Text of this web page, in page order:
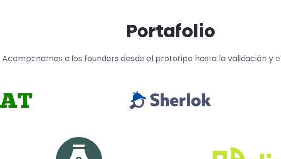
Portafolio
Acompañamos a los founders desde el prototipo hasta la validación y